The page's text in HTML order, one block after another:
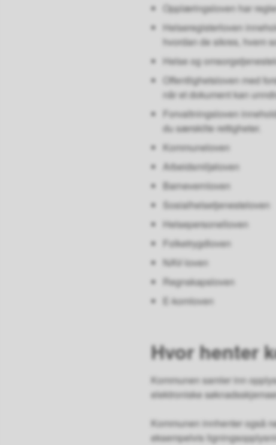
Opplæringsloven har
Helseregisterloven
hvordan de sikres, hvem
Helse og
Offentlighetsloven med
når et dokument kan
Forvaltningsloven
du særskilte rettigheter.
Kommuneloven
Arbeidsmiljøloven
Barnevernloven
Sosialhelsetjenesteloven
Helsepersonelloven
Folketrygdloven
NAV-loven
Regnskapsloven
E-komloven
Hvor henter
Kommunen samler inn
elektroniske
Kommunen innhenter også
eksempelvis